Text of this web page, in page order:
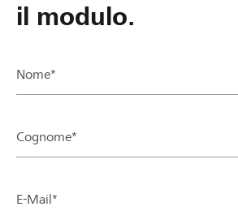
il modulo.
Nome*
Cognome*
E-Mail*